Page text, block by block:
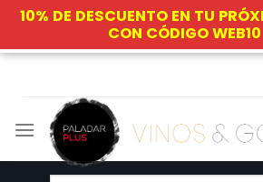
Skip
content
10% DE DESCUENTO EN TU
CON CÓDIGO WEB10